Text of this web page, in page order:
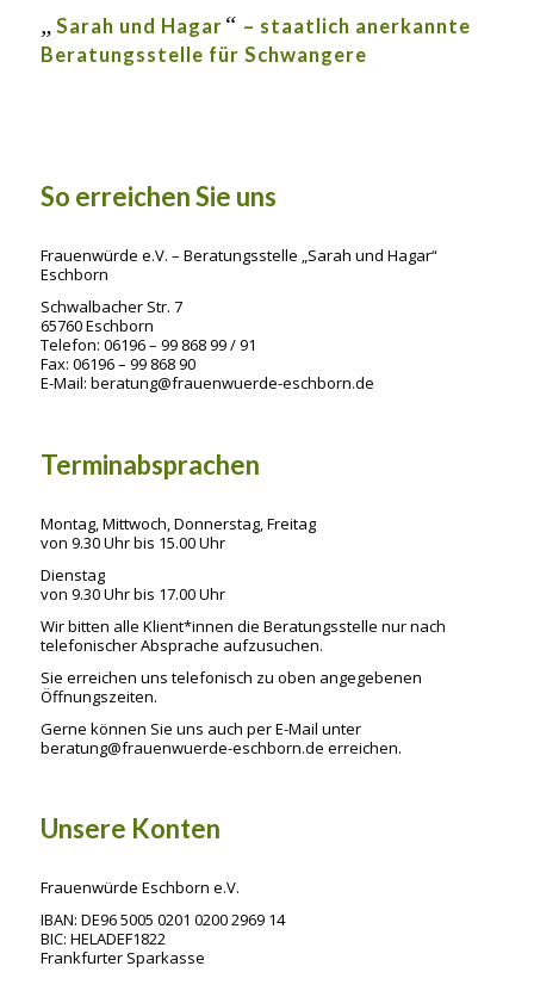
„ Sarah und Hagar “ – staatlich aner­kannte
Beratungs­stelle für Schwangere
So erreichen Sie uns
Frauenwürde e.V. – Beratungsstelle „Sarah und Hagar“
Eschborn
Schwalbacher Str. 7
65760 Eschborn
Telefon: 06196 – 99 868 99 / 91
Fax: 06196 – 99 868 90
E-Mail: beratung@frauenwuerde-eschborn.de
Terminabsprachen
Montag, Mittwoch, Donnerstag, Freitag
von 9.30 Uhr bis 15.00 Uhr
Dienstag
von 9.30 Uhr bis 17.00 Uhr
Wir bitten alle Klient*innen die Beratungsstelle nur nach
telefonischer Absprache aufzusuchen.
Sie erreichen uns telefonisch zu oben angegebenen
Öffnungszeiten.
Gerne können Sie uns auch per E-Mail unter
beratung@frauenwuerde-eschborn.de erreichen.
Unsere Konten
Frauenwürde Eschborn e.V.
IBAN: DE96 5005 0201 0200 2969 14
BIC: HELADEF1822
Frankfurter Sparkasse